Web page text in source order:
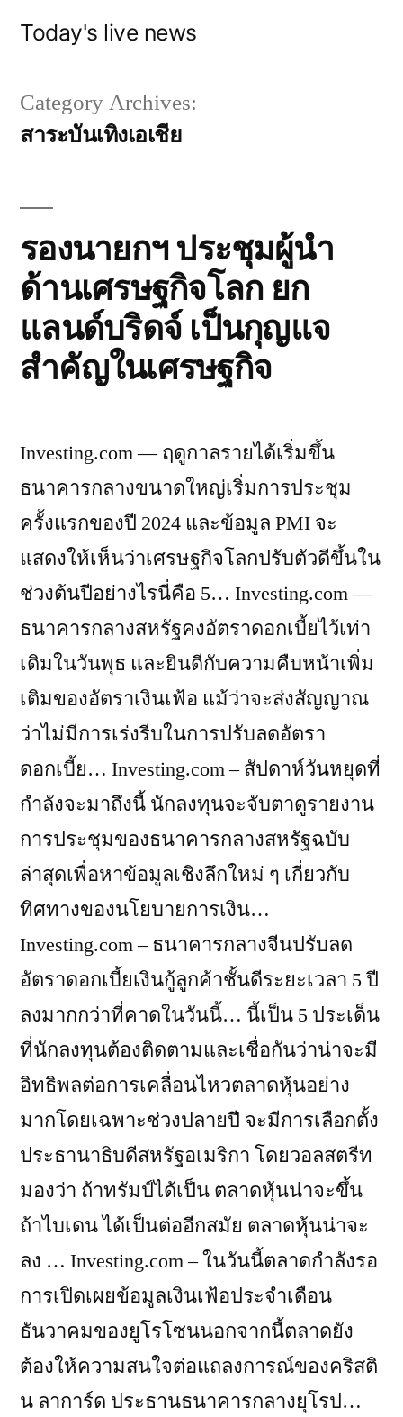
Today's live news
Category Archives:
สาระบันเทิงเอเชีย
รองนายกฯ ประชุมผู้นำ
ด้านเศรษฐกิจโลก ยก
แลนด์บริดจ์ เป็นกุญแจ
สำคัญในเศรษฐกิจ
Investing.com — ฤดูกาลรายได้เริ่มขึ้น
ธนาคารกลางขนาดใหญ่เริ่มการประชุม
ครั้งแรกของปี 2024 และข้อมูล PMI จะ
แสดงให้เห็นว่าเศรษฐกิจโลกปรับตัวดีขึ้นใน
ช่วงต้นปีอย่างไรนี่คือ 5… Investing.com —
ธนาคารกลางสหรัฐคงอัตราดอกเบี้ยไว้เท่า
เดิมในวันพุธ และยินดีกับความคืบหน้าเพิ่ม
เติมของอัตราเงินเฟ้อ แม้ว่าจะส่งสัญญาณ
ว่าไม่มีการเร่งรีบในการปรับลดอัตรา
ดอกเบี้ย… Investing.com – สัปดาห์วันหยุดที่
กำลังจะมาถึงนี้ นักลงทุนจะจับตาดูรายงาน
การประชุมของธนาคารกลางสหรัฐฉบับ
ล่าสุดเพื่อหาข้อมูลเชิงลึกใหม่ ๆ เกี่ยวกับ
ทิศทางของนโยบายการเงิน…
Investing.com – ธนาคารกลางจีนปรับลด
อัตราดอกเบี้ยเงินกู้ลูกค้าชั้นดีระยะเวลา 5 ปี
ลงมากกว่าที่คาดในวันนี้… นี้เป็น 5 ประเด็น
ที่นักลงทุนต้องติดตามและเชื่อกันว่าน่าจะมี
อิทธิพลต่อการเคลื่อนไหวตลาดหุ้นอย่าง
มากโดยเฉพาะช่วงปลายปี จะมีการเลือกตั้ง
ประธานาธิบดีสหรัฐอเมริกา โดยวอลสตรีท
มองว่า ถ้าทรัมป์ได้เป็น ตลาดหุ้นน่าจะขึ้น
ถ้าไบเดน ได้เป็นต่ออีกสมัย ตลาดหุ้นน่าจะ
ลง … Investing.com – ในวันนี้ตลาดกำลังรอ
การเปิดเผยข้อมูลเงินเฟ้อประจำเดือน
ธันวาคมของยูโรโซนนอกจากนี้ตลาดยัง
ต้องให้ความสนใจต่อแถลงการณ์ของคริสติ
น ลาการ์ด ประธานธนาคารกลางยุโรป…